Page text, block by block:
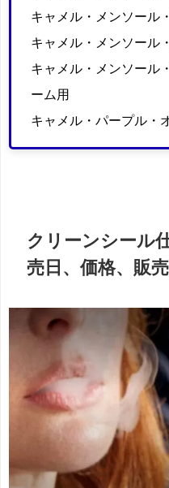
キャメル・メンソール
キャメル・メンソール
キャメル・メンソール
ーム用
キャメル・パープル・
クリーンシール
売日、価格、販